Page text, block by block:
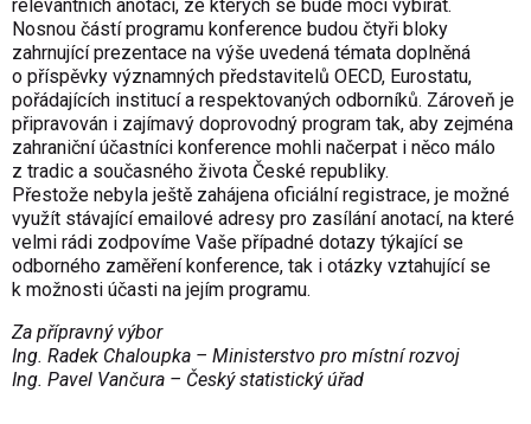
relevantních anotací, ze kterých se bude moci vybírat.
Nosnou částí programu konference budou čtyři bloky
zahrnující prezentace na výše uvedená témata doplněná
o příspěvky významných představitelů OECD, Eurostatu,
pořádajících institucí a respektovaných odborníků. Zároveň je
připravován i zajímavý doprovodný program tak, aby zejména
zahraniční účastníci konference mohli načerpat i něco málo
z tradic a současného života České republiky.
Přestože nebyla ještě zahájena oficiální registrace, je možné
využít stávající emailové adresy pro zasílání anotací, na které
velmi rádi zodpovíme Vaše případné dotazy týkající se
odborného zaměření konference, tak i otázky vztahující se
k možnosti účasti na jejím programu.
Za přípravný výbor
Ing. Radek Chaloupka – Ministerstvo pro místní rozvoj
Ing. Pavel Vančura – Český statistický úřad